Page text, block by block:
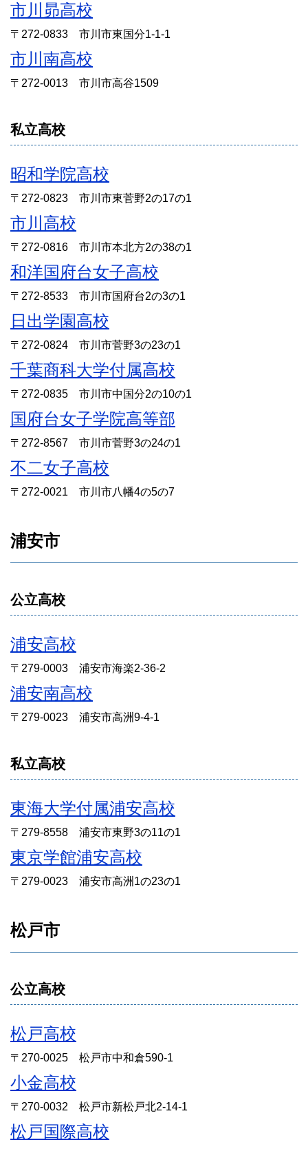
市川昴高校
〒272-0833 市川市東国分1-1-1
市川南高校
〒272-0013 市川市高谷1509
私立高校
昭和学院高校
〒272-0823 市川市東菅野2の17の1
市川高校
〒272-0816 市川市本北方2の38の1
和洋国府台女子高校
〒272-8533 市川市国府台2の3の1
日出学園高校
〒272-0824 市川市菅野3の23の1
千葉商科大学付属高校
〒272-0835 市川市中国分2の10の1
国府台女子学院高等部
〒272-8567 市川市菅野3の24の1
不二女子高校
〒272-0021 市川市八幡4の5の7
浦安市
公立高校
浦安高校
〒279-0003 浦安市海楽2-36-2
浦安南高校
〒279-0023 浦安市高洲9-4-1
私立高校
東海大学付属浦安高校
〒279-8558 浦安市東野3の11の1
東京学館浦安高校
〒279-0023 浦安市高洲1の23の1
松戸市
公立高校
松戸高校
〒270-0025 松戸市中和倉590-1
小金高校
〒270-0032 松戸市新松戸北2-14-1
松戸国際高校